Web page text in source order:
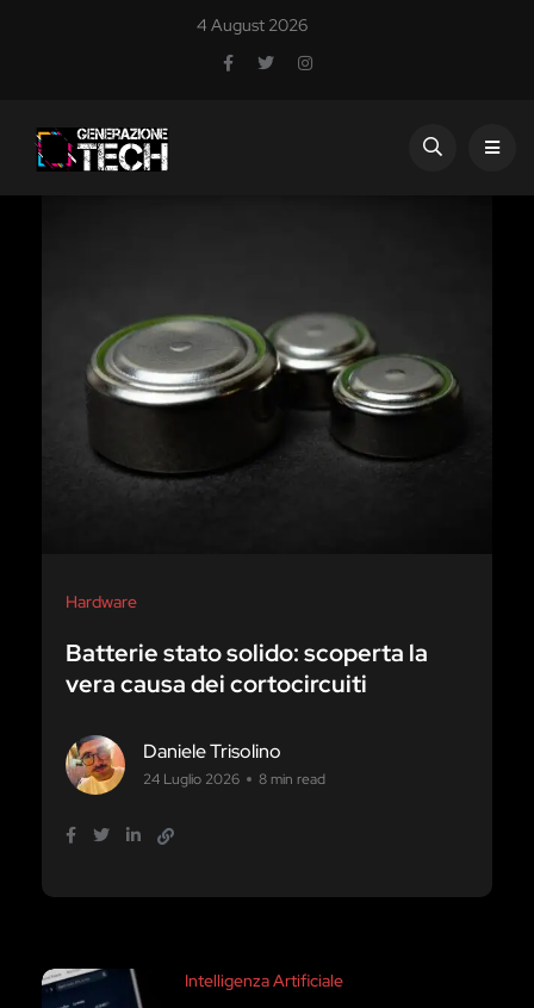
4 August 2026
Hardware
Batterie stato solido: scoperta la
vera causa dei cortocircuiti
Daniele Trisolino
24 Luglio 2026 8 min read
Intelligenza Artificiale